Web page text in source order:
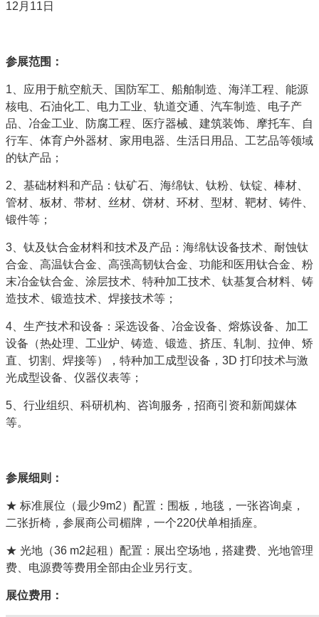
12月11日
参展范围：
1、应用于航空航天、国防军工、船舶制造、海洋工程、能源
核电、石油化工、电力工业、轨道交通、汽车制造、电子产
品、冶金工业、防腐工程、医疗器械、建筑装饰、摩托车、自
行车、体育户外器材、家用电器、生活日用品、工艺品等领域
的钛产品；
2、基础材料和产品：钛矿石、海绵钛、钛粉、钛锭、棒材、
管材、板材、带材、丝材、饼材、环材、型材、靶材、铸件、
锻件等；
3、钛及钛合金材料和技术及产品：海绵钛设备技术、耐蚀钛
合金、高温钛合金、高强高韧钛合金、功能和医用钛合金、粉
末冶金钛合金、涂层技术、特种加工技术、钛基复合材料、铸
造技术、锻造技术、焊接技术等；
4、生产技术和设备：采选设备、冶金设备、熔炼设备、加工
设备（热处理、工业炉、铸造、锻造、挤压、轧制、拉伸、矫
直、切割、焊接等），特种加工成型设备，3D 打印技术与激
光成型设备、仪器仪表等；
5、行业组织、科研机构、咨询服务，招商引资和新闻媒体
等。
参展细则：
★ 标准展位（最少9m2）配置：围板，地毯，一张咨询桌，
二张折椅，参展商公司楣牌，一个220伏单相插座。
★ 光地（36 m2起租）配置：展出空场地，搭建费、光地管理
费、电源费等费用全部由企业另行支。
展位费用：